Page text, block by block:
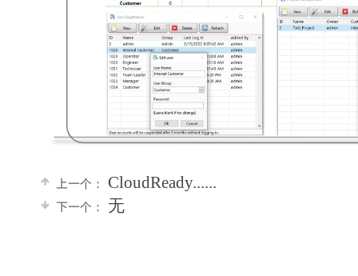
上一个： CloudReady......
下一个： 无